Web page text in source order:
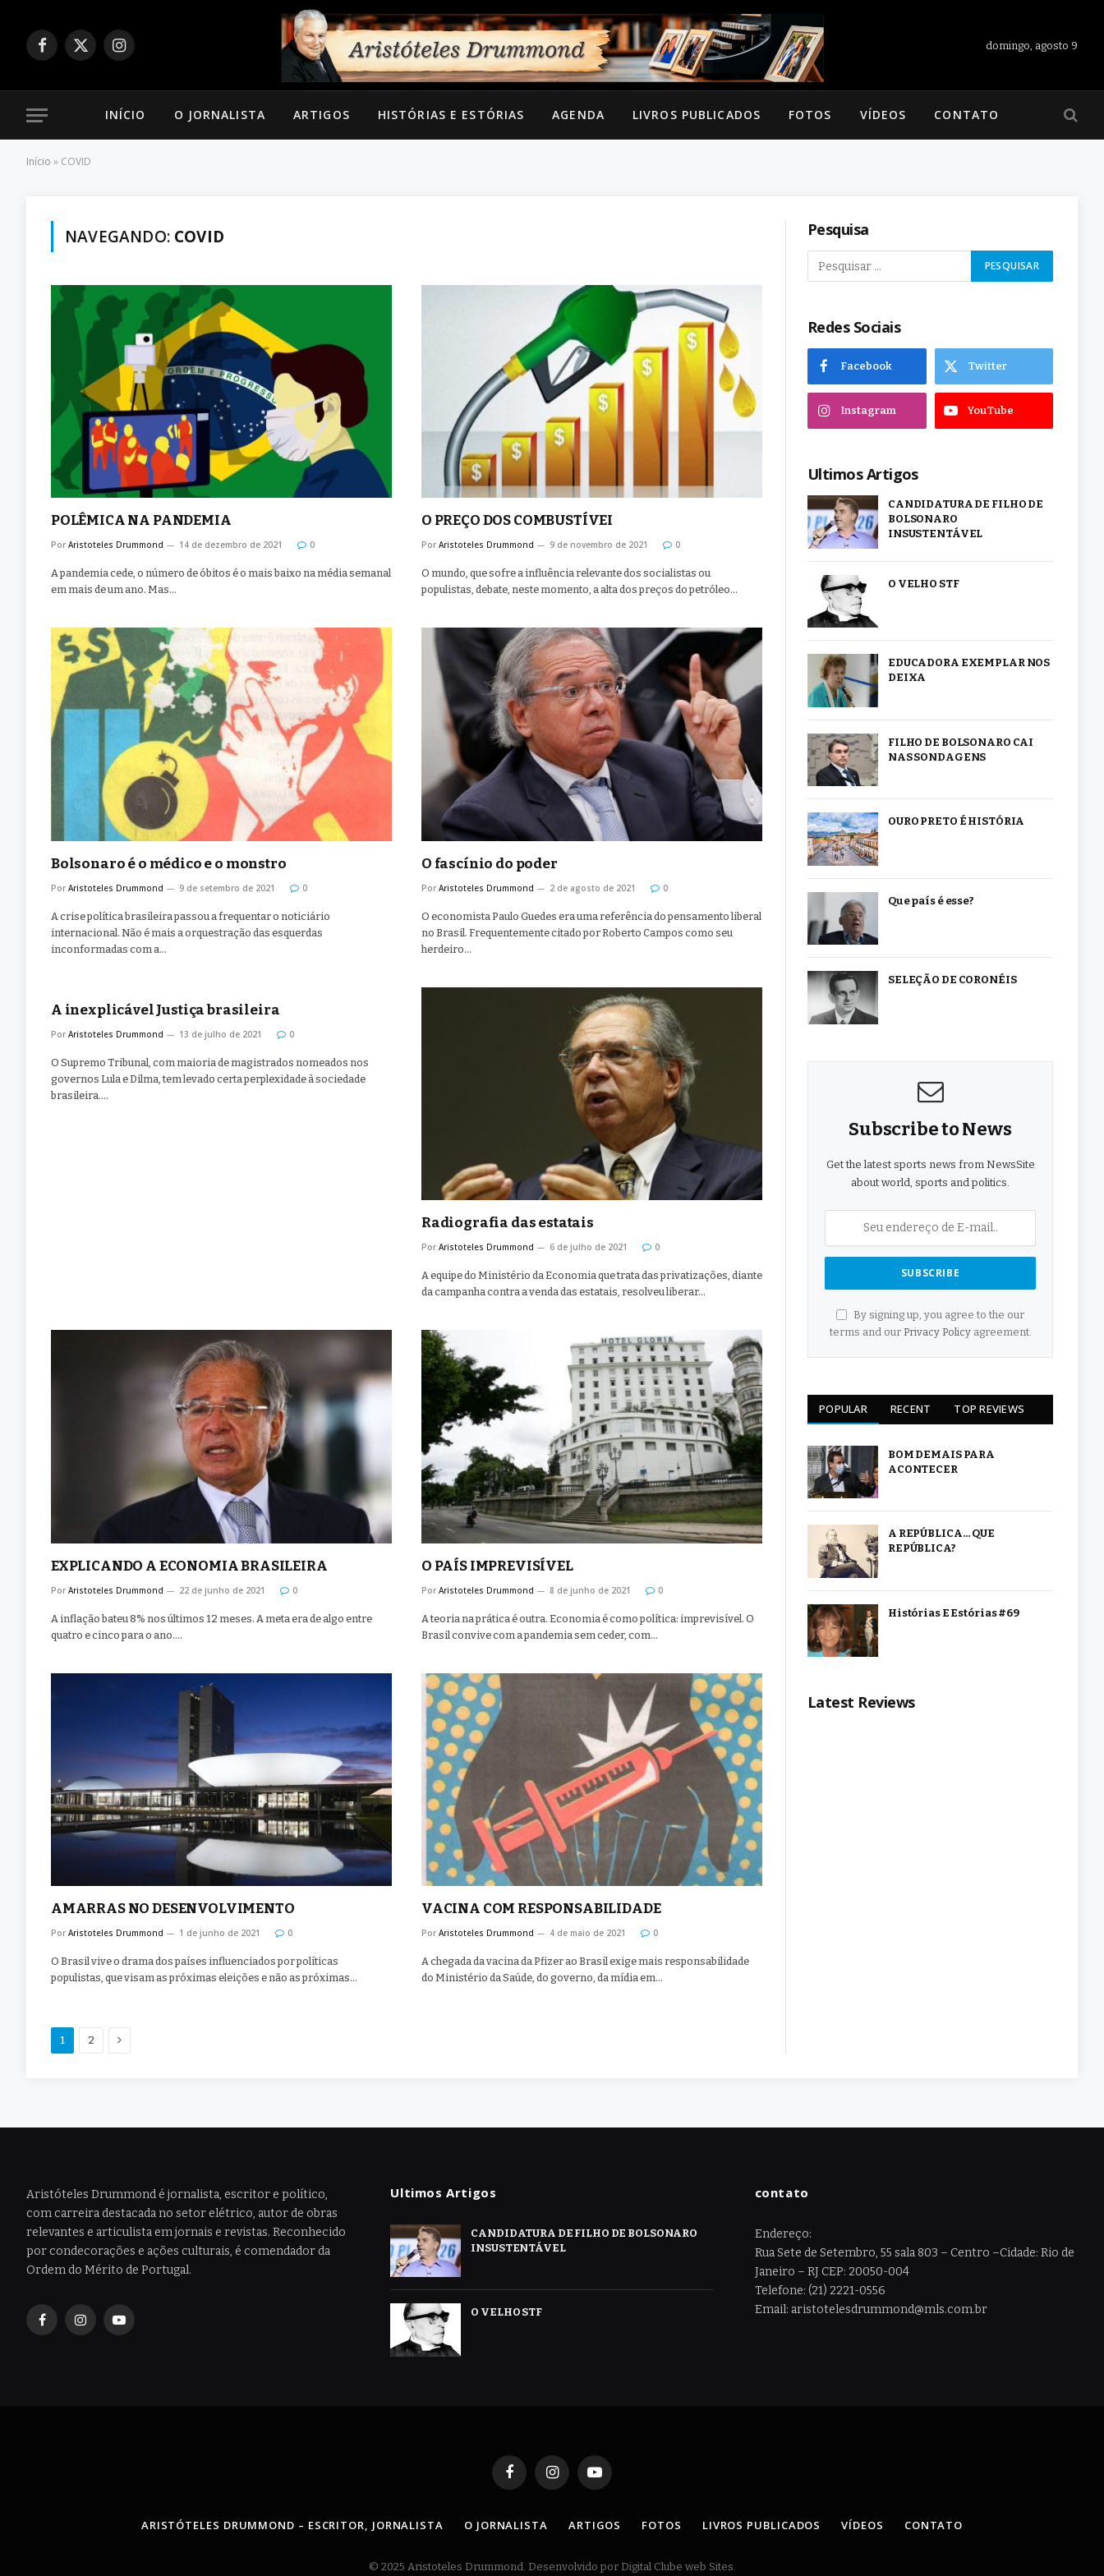
Facebook
X
Instagram
domingo, agosto 9
INÍCIO O JORNALISTA ARTIGOS HISTÓRIAS E ESTÓRIAS AGENDA LIVROS PUBLICADOS FOTOS VÍDEOS CONTATO
Início » COVID
NAVEGANDO: COVID
POLÊMICA NA PANDEMIA
Por Aristoteles Drummond 14 de dezembro de 2021 0
A pandemia cede, o número de óbitos é o mais baixo na média semanal
em mais de um ano. Mas…
O PREÇO DOS COMBUSTÍVEI
Por Aristoteles Drummond 9 de novembro de 2021 0
O mundo, que sofre a influência relevante dos socialistas ou
populistas, debate, neste momento, a alta dos preços do petróleo…
Bolsonaro é o médico e o monstro
Por Aristoteles Drummond 9 de setembro de 2021 0
A crise política brasileira passou a frequentar o noticiário
internacional. Não é mais a orquestração das esquerdas
inconformadas com a…
O fascínio do poder
Por Aristoteles Drummond 2 de agosto de 2021 0
O economista Paulo Guedes era uma referência do pensamento liberal
no Brasil. Frequentemente citado por Roberto Campos como seu
herdeiro…
A inexplicável Justiça brasileira
Por Aristoteles Drummond 13 de julho de 2021 0
O Supremo Tribunal, com maioria de magistrados nomeados nos
governos Lula e Dilma, tem levado certa perplexidade à sociedade
brasileira.…
Radiografia das estatais
Por Aristoteles Drummond 6 de julho de 2021 0
A equipe do Ministério da Economia que trata das privatizações, diante
da campanha contra a venda das estatais, resolveu liberar…
EXPLICANDO A ECONOMIA BRASILEIRA
Por Aristoteles Drummond 22 de junho de 2021 0
A inflação bateu 8% nos últimos 12 meses. A meta era de algo entre
quatro e cinco para o ano.…
O PAÍS IMPREVISÍVEL
Por Aristoteles Drummond 8 de junho de 2021 0
A teoria na prática é outra. Economia é como política: imprevisível. O
Brasil convive com a pandemia sem ceder, com…
AMARRAS NO DESENVOLVIMENTO
Por Aristoteles Drummond 1 de junho de 2021 0
O Brasil vive o drama dos países influenciados por políticas
populistas, que visam as próximas eleições e não as próximas…
VACINA COM RESPONSABILIDADE
Por Aristoteles Drummond 4 de maio de 2021 0
A chegada da vacina da Pfizer ao Brasil exige mais responsabilidade
do Ministério da Saúde, do governo, da mídia em…
1 2 Proximo
Pesquisa
Redes Sociais
Facebook Twitter
Instagram YouTube
Ultimos Artigos
CANDIDATURA DE FILHO DE
BOLSONARO
INSUSTENTÁVEL
O VELHO STF
EDUCADORA EXEMPLAR NOS
DEIXA
FILHO DE BOLSONARO CAI
NAS SONDAGENS
OURO PRETO É HISTÓRIA
Que país é esse?
SELEÇÃO DE CORONÉIS
Subscribe to News
Get the latest sports news from NewsSite
about world, sports and politics.
By signing up, you agree to the our
terms and our Privacy Policyagreement.
POPULAR RECENT TOP REVIEWS
BOM DEMAIS PARA
ACONTECER
A REPÚBLICA… QUE
REPÚBLICA?
Histórias E Estórias #69
Latest Reviews
Aristóteles Drummond é jornalista, escritor e político,
com carreira destacada no setor elétrico, autor de obras
relevantes e articulista em jornais e revistas. Reconhecido
por condecorações e ações culturais, é comendador da
Ordem do Mérito de Portugal.
FacebookInstagramYouTube
Ultimos Artigos
CANDIDATURA DE FILHO DE BOLSONARO
INSUSTENTÁVEL
O VELHO STF
contato
Endereço:
Rua Sete de Setembro, 55 sala 803 – Centro –Cidade: Rio de
Janeiro – RJ CEP: 20050-004
Telefone: (21) 2221-0556
Email: aristotelesdrummond@mls.com.br
FacebookInstagramYouTube
ARISTÓTELES DRUMMOND – ESCRITOR, JORNALISTA O JORNALISTA ARTIGOS FOTOS LIVROS PUBLICADOS VÍDEOS CONTATO
© 2025 Aristoteles Drummond. Desenvolvido por Digital Clube web Sites.